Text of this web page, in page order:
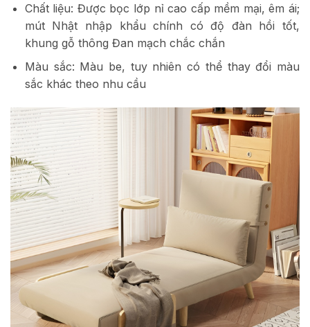
Chất liệu: Được bọc lớp nỉ cao cấp mềm mại, êm ái;
mút Nhật nhập khẩu chính có độ đàn hồi tốt,
khung gỗ thông Đan mạch chắc chắn
Màu sắc: Màu be, tuy nhiên có thể thay đổi màu
sắc khác theo nhu cầu